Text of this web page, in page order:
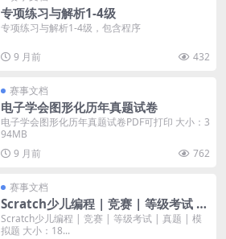
专项练习与解析1-4级
专项练习与解析1-4级，包含程序
9 月前 432
赛事文档
电子学会图形化历年真题试卷
电子学会图形化历年真题试卷PDF可打印 大小：3
94MB
9 月前
762
赛事文档
Scratch少儿编程 | 竞赛 | 等级考试 |
真题 | 模拟题
Scratch少儿编程 | 竞赛 | 等级考试 | 真题 | 模
拟题 大小：18...